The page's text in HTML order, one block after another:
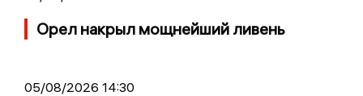
Орел накрыл мощнейший ливень
05/08/2026 14:30